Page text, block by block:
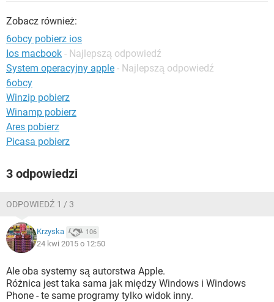
Zobacz również:
6obcy pobierz ios
Ios macbook - Najlepszą odpowiedź
System operacyjny apple - Najlepszą odpowiedź
6obcy
Winzip pobierz
Winamp pobierz
Ares pobierz
Picasa pobierz
3 odpowiedzi
ODPOWIEDŹ 1 / 3
Krzyska 106
24 kwi 2015 o 12:50
Ale oba systemy są autorstwa Apple.
Różnica jest taka sama jak między Windows i Windows
Phone - te same programy tylko widok inny.